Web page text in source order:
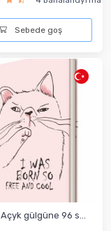
Sebede goş
gülgüne 96 s...